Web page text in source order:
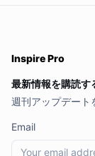
Inspire Pro
最新情報を購読す
週刊アップデート
Email